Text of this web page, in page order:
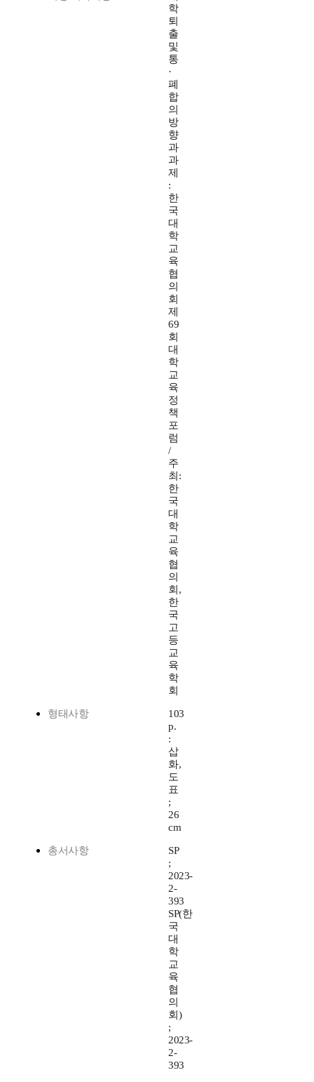
학
퇴
출
및
통
·
폐
합
의
방
향
과
과
제
:
한
국
대
학
교
육
협
의
회
제
69
회
대
학
교
육
정
책
포
럼
/
주
최:
한
국
대
학
교
육
협
의
회,
한
국
고
등
교
육
학
회
형태사항
103
p.
:
삽
화,
도
표
;
26
cm
총서사항
SP
;
2023-
2-
393
SP(한
국
대
학
교
육
협
의
회)
;
2023-
2-
393